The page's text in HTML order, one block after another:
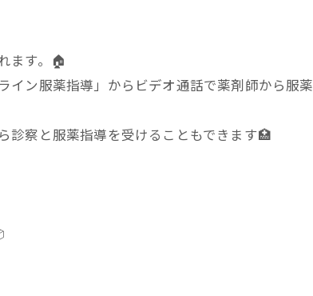
ます。🏠
イン服薬指導」からビデオ通話で薬剤師から
診察と服薬指導を受けることもできます🏥